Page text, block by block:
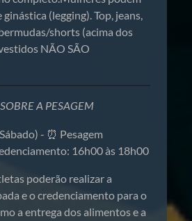
ginástica (legging). Top, jeans,
shorts (acima dos
NÃO SÃO
A PESAGEM
- ⏰ Pesagem
16h00 às 18h00
poderão realizar a
e o credenciamento para o
a entrega dos alimentos e a